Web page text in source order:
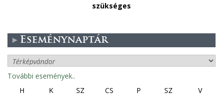
szükséges
Eseménynaptár
További események..
H
K SZ CS P SZ
V